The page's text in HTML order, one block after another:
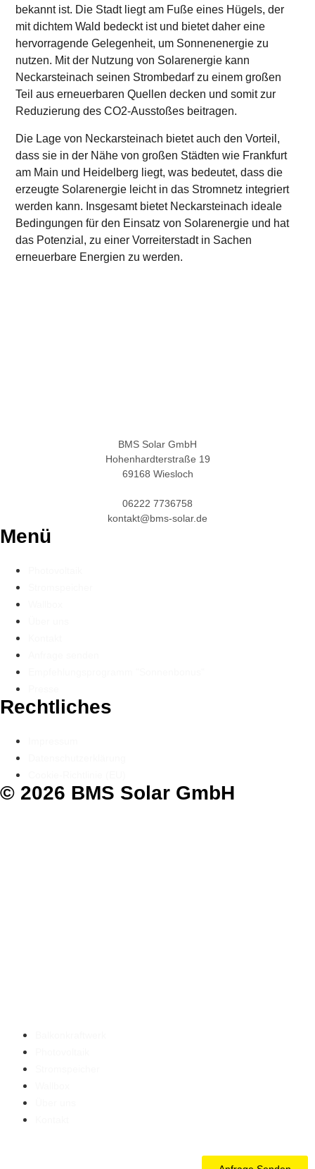
bekannt ist. Die Stadt liegt am Fuße eines Hügels, der
mit dichtem Wald bedeckt ist und bietet daher eine
hervorragende Gelegenheit, um Sonnenenergie zu
nutzen. Mit der Nutzung von Solarenergie kann
Neckarsteinach seinen Strombedarf zu einem großen
Teil aus erneuerbaren Quellen decken und somit zur
Reduzierung des CO2-Ausstoßes beitragen.
Die Lage von Neckarsteinach bietet auch den Vorteil,
dass sie in der Nähe von großen Städten wie Frankfurt
am Main und Heidelberg liegt, was bedeutet, dass die
erzeugte Solarenergie leicht in das Stromnetz integriert
werden kann. Insgesamt bietet Neckarsteinach ideale
Bedingungen für den Einsatz von Solarenergie und hat
das Potenzial, zu einer Vorreiterstadt in Sachen
erneuerbare Energien zu werden.
BMS Solar GmbH
Hohenhardterstraße 19
69168 Wiesloch
06222 7736758
kontakt@bms-solar.de
Menü
Rechtliches
© 2026 BMS Solar GmbH